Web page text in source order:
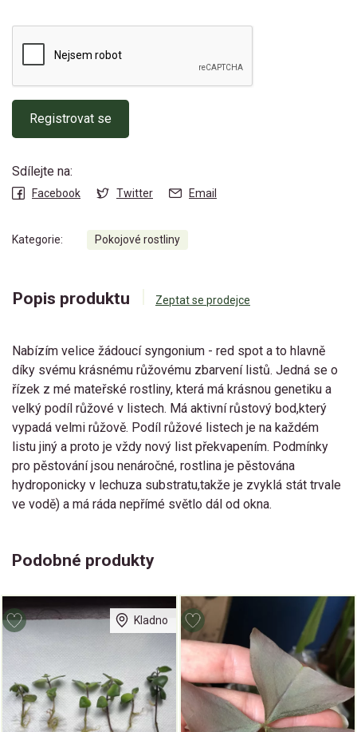
Registrovat se
Sdílejte na:
Facebook Twitter Email
Kategorie: Pokojové rostliny
Popis produktu Zeptat se prodejce
Nabízím velice žádoucí syngonium - red spot a to hlavně
díky svému krásnému růžovému zbarvení listů. Jedná se o
řízek z mé mateřské rostliny, která má krásnou genetiku a
velký podíl růžové v listech. Má aktivní růstový bod,který
vypadá velmi růžově. Podíl růžové listech je na každém
listu jiný a proto je vždy nový list překvapením. Podmínky
pro pěstování jsou nenáročné, rostlina je pěstována
hydroponicky v lechuza substratu,takže je zvyklá stát trvale
ve vodě) a má ráda nepřímé světlo dál od okna.
Podobné produkty
Kladno